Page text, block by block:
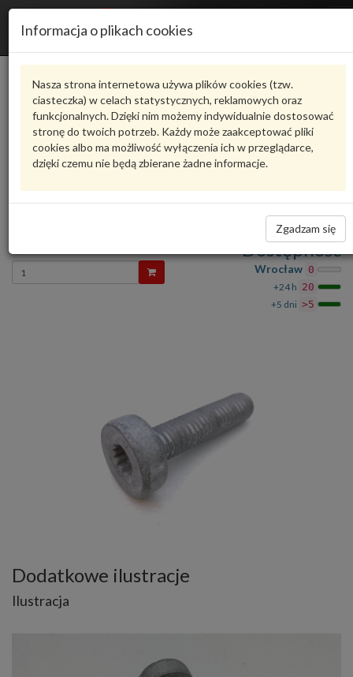
Informacja o plikach cookies
Nasza strona internetowa używa plików cookies (tzw.
ciasteczka) w celach statystycznych, reklamowych oraz
funkcjonalnych. Dzięki nim możemy indywidualnie dostosować
stronę do twoich potrzeb. Każdy może zaakceptować pliki
cookies albo ma możliwość wyłączenia ich w przeglądarce,
dzięki czemu nie będą zbierane żadne informacje.
Zgadzam się
Karta produktu
N91068601VAG
VAG - produkt oryginalny VW AUDI SEAT SKODA
Śruba imbusowa kołnierzowa N91068601 VAG
Wprowadź
ilość
Dostępność
Wrocław 0
+24 h 20
+5 dni >5
Dodatkowe ilustracje
Ilustracja